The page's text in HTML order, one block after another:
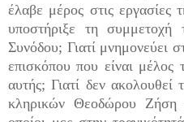
έλαβε μέρος στις εργασίες
υποστήριξε τη
Συνόδου; Γιατί μνημονεύει
επισκόπου που είναι μέλος
αυτής; Γιατί δεν
κληρικών Θεοδώρου